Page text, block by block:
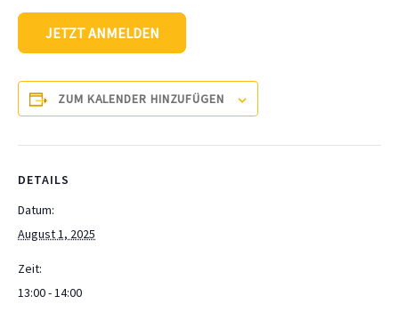
JETZT ANMELDEN
ZUM KALENDER HINZUFÜGEN
DETAILS
Datum:
August 1, 2025
Zeit:
13:00 - 14:00